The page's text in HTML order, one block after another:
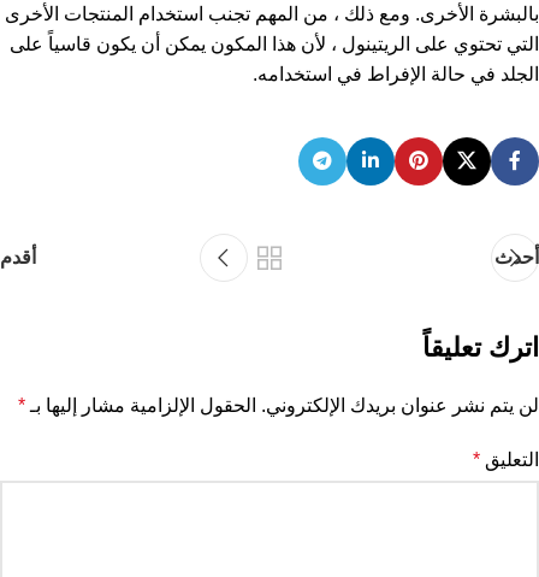
بالبشرة الأخرى. ومع ذلك ، من المهم تجنب استخدام المنتجات الأخرى
التي تحتوي على الريتينول ، لأن هذا المكون يمكن أن يكون قاسياً على
الجلد في حالة الإفراط في استخدامه.
أحدث أقدم
اترك تعليقاً
لن يتم نشر عنوان بريدك الإلكتروني. الحقول الإلزامية مشار إليها بـ *
التعليق *